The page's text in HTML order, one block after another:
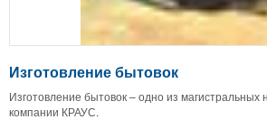
Изготовление бытовок
Изготовление бытовок – одно из
компании КРАУС.